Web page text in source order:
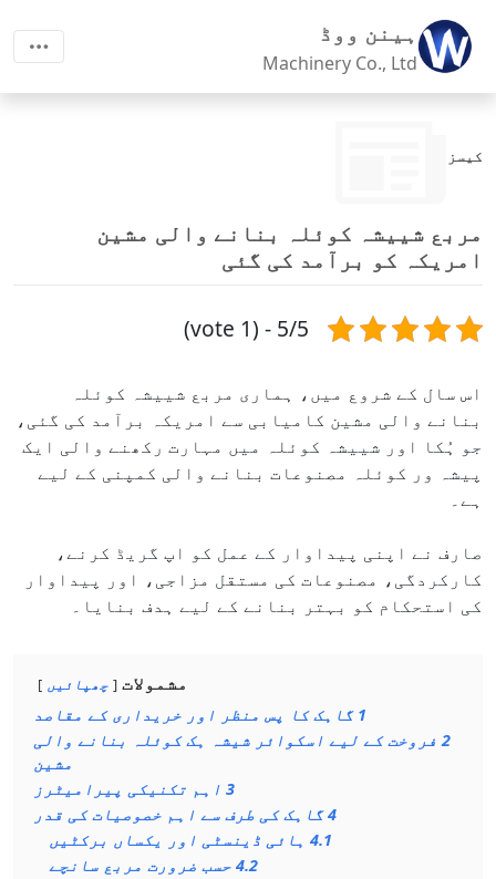
ہینن ووڈ
Machinery Co., Ltd
کیسز
مربع شییشہ کوئلہ بنانے والی مشین
امریکہ کو برآمد کی گئی
5/5 - (1 vote)
اس سال کے شروع میں، ہماری مربع شییشہ کوئلہ
بنانے والی مشین کامیابی سے امریکہ برآمد کی گئی،
جو ہُکا اور شییشہ کوئلہ میں مہارت رکھنے والی ایک
پیشہ ور کوئلہ مصنوعات بنانے والی کمپنی کے لیے
ہے۔
صارف نے اپنی پیداوار کے عمل کو اپ گریڈ کرنے،
کارکردگی، مصنوعات کی مستقل مزاجی، اور پیداوار
کی استحکام کو بہتر بنانے کے لیے ہدف بنایا۔
مشمولات چھپائیں
1 گاہک کا پس منظر اور خریداری کے مقاصد
2 فروخت کے لیے اسکوائر شیشہ ہک کوئلہ بنانے والی
مشین
3 اہم تکنیکی پیرامیٹرز
4 گاہک کی طرف سے اہم خصوصیات کی قدر
4.1 ہائی ڈینسٹی اور یکساں برکٹیں
4.2 حسب ضرورت مربع سانچے